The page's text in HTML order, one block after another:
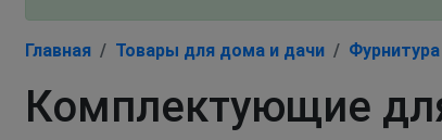
Главная Товары для дома и дачи Фурнитура
Комплектующие